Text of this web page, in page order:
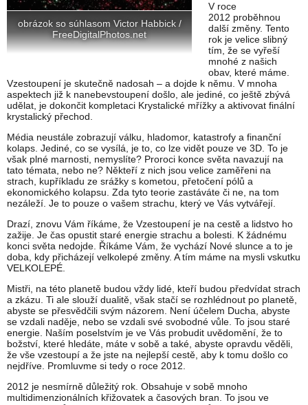
obrázok so súhlasom Victor Habbick /
FreeDigitalPhotos.net
V roce
2012 proběhnou
další změny. Tento
rok je velice slibný
tím, že se vyřeší
mnohé z našich
obav, které máme.
Vzestoupení je skutečně nadosah – a dojde k němu. V mnoha
aspektech již k nanebevstoupení došlo, ale jediné, co ještě zbývá
udělat, je dokončit kompletaci Krystalické mřížky a aktivovat finální
krystalický přechod.
Média neustále zobrazují válku, hladomor, katastrofy a finanční
kolaps. Jediné, co se vysílá, je to, co lze vidět pouze ve 3D. To je
však plné marnosti, nemyslíte? Proroci konce světa navazují na
tato témata, nebo ne? Někteří z nich jsou velice zaměřeni na
strach, kupříkladu ze srážky s kometou, přetočení pólů a
ekonomického kolapsu. Zda tyto teorie zastáváte či ne, na tom
nezáleží. Je to pouze o vašem strachu, který ve Vás vytvářejí.
Drazí, znovu Vám říkáme, že Vzestoupení je na cestě a lidstvo ho
zažije. Je čas opustit staré energie strachu a bolesti. K žádnému
konci světa nedojde. Říkáme Vám, že vychází Nové slunce a to je
doba, kdy přicházejí velkolepé změny. A tím máme na mysli vskutku
VELKOLEPÉ.
Mistři, na této planetě budou vždy lidé, kteří budou předvídat strach
a zkázu. Ti ale slouží dualitě, však stačí se rozhlédnout po planetě,
abyste se přesvědčili svým názorem. Není účelem Ducha, abyste
se vzdali naděje, nebo se vzdali své svobodné vůle. To jsou staré
energie. Naším poselstvím je ve Vás probudit uvědomění, že to
božství, které hledáte, máte v sobě a také, abyste opravdu věděli,
že vše vzestoupí a že jste na nejlepší cestě, aby k tomu došlo co
nejdříve. Promluvme si tedy o roce 2012.
2012 je nesmírně důležitý rok. Obsahuje v sobě mnoho
multidimenzionálních křižovatek a časových bran. To jsou ve